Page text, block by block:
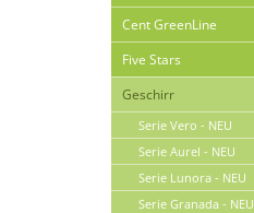
Cent GreenLine
Five Stars
Geschirr
Serie Vero - NEU
Serie Aurel - NEU
Serie Lunora - NEU
Serie Granada - NEU